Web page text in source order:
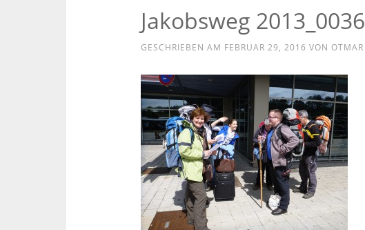
Jakobsweg 2013_0036
GESCHRIEBEN AM FEBRUAR 29, 2016 VON OTMAR